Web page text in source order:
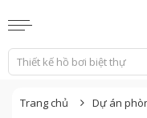
Trang chủ Dự án